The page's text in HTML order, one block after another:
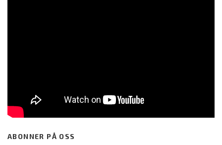
ABONNER PÅ OSS